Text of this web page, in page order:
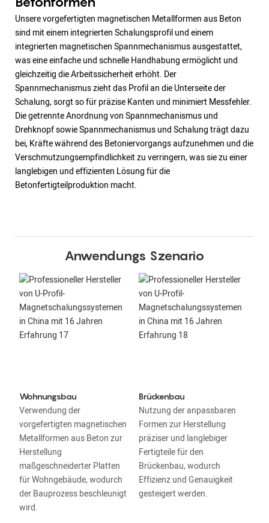
Unsere vorgefertigten magnetischen Metallformen aus Beton
sind mit einem integrierten Schalungsprofil und einem
integrierten magnetischen Spannmechanismus ausgestattet,
was eine einfache und schnelle Handhabung ermöglicht und
gleichzeitig die Arbeitssicherheit erhöht. Der
Spannmechanismus zieht das Profil an die Unterseite der
Schalung, sorgt so für präzise Kanten und minimiert Messfehler.
Die getrennte Anordnung von Spannmechanismus und
Drehknopf sowie Spannmechanismus und Schalung trägt dazu
bei, Kräfte während des Betoniervorgangs aufzunehmen und die
Verschmutzungsempfindlichkeit zu verringern, was sie zu einer
langlebigen und effizienten Lösung für die
Betonfertigteilproduktion macht.
Anwendungs Szenario
Wohnungsbau
Verwendung der
vorgefertigten magnetischen
Metallformen aus Beton zur
Herstellung
maßgeschneiderter Platten
für Wohngebäude, wodurch
der Bauprozess beschleunigt
wird.
Brückenbau
Nutzung der anpassbaren
Formen zur Herstellung
präziser und langlebiger
Fertigteile für den
Brückenbau, wodurch
Effizienz und Genauigkeit
gesteigert werden.